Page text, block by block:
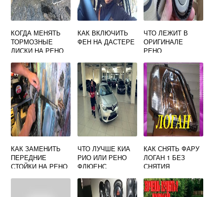
КОГДА МЕНЯТЬ
ТОРМОЗНЫЕ
ДИСКИ НА РЕНО
КАК ВКЛЮЧИТЬ
ФЕН НА ДАСТЕРЕ
ЧТО ЛЕЖИТ В
ОРИГИНАЛЕ
РЕНО
КАК ЗАМЕНИТЬ
ПЕРЕДНИЕ
СТОЙКИ НА РЕНО
ЧТО ЛУЧШЕ КИА
РИО ИЛИ РЕНО
ФЛЮЕНС
КАК СНЯТЬ ФАРУ
ЛОГАН 1 БЕЗ
СНЯТИЯ
РЕНО